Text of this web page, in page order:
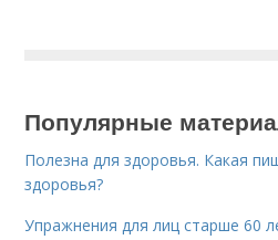
Популярные
Полезна для здоровья. Какая
здоровья?
Упражнения для лиц старше 60